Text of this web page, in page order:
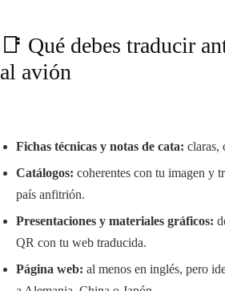
📑 Qué debes traducir
al avión
Fichas técnicas y notas de cata: claras,
Catálogos: coherentes con tu imagen y
país anfitrión.
Presentaciones y materiales gráficos:
QR con tu web traducida.
Página web: al menos en inglés, pero